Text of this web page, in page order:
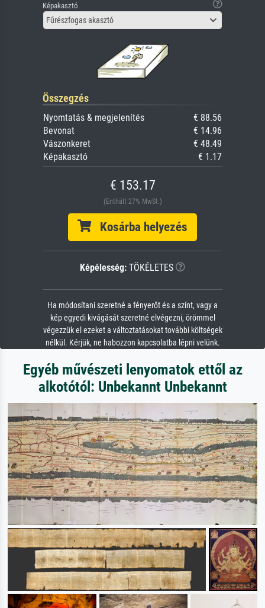
Képakasztó
Fűrészfogas akasztó
Összegzés
Nyomtatás & megjelenítés
€ 88.56
Bevonat
€ 14.96
Vászonkeret
€ 48.49
Képakasztó
€ 1.17
€ 153.17
(Enthält 27% MwSt.)
Kosárba helyezés
Képélesség: TÖKÉLETES
Ha módosítani szeretné a fényerőt és a színt, vagy a
kép egyedi kivágását szeretné elvégezni, örömmel
végezzük el ezeket a változtatásokat további költségek
nélkül. Kérjük, ne habozzon kapcsolatba lépni velünk.
Egyéb művészeti lenyomatok ettől az
alkotótól: Unbekannt Unbekannt